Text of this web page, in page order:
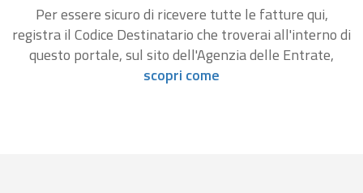
Per essere sicuro di ricevere tutte le fatture qui,
registra il Codice Destinatario che troverai all'interno di
questo portale, sul sito dell'Agenzia delle Entrate,
scopri come